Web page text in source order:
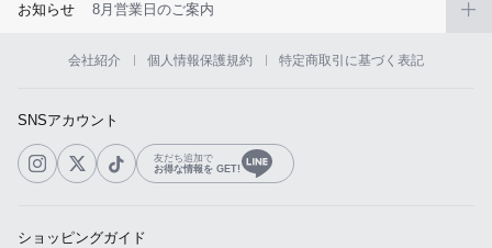
お知らせ 8月営業日のご案内
会社紹介 個人情報保護規約 特定商取引に基づく表記
SNSアカウント
友だち追加で
お得な情報を GET!
ショッピングガイド